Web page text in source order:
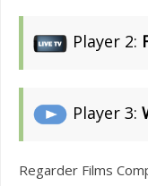
Player 2:
Player 3:
Regarder Films